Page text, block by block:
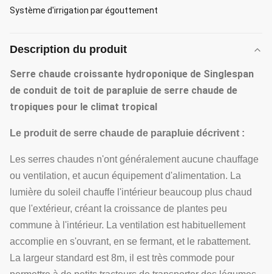
Système d'irrigation par égouttement
Description du produit
Serre chaude croissante hydroponique de Singlespan
de conduit de toit de parapluie de serre chaude de
tropiques pour le climat tropical
Le produit de serre chaude de parapluie décrivent :
Les serres chaudes n'ont généralement aucune chauffage
ou ventilation, et aucun équipement d'alimentation. La
lumière du soleil chauffe l'intérieur beaucoup plus chaud
que l'extérieur, créant la croissance de plantes peu
commune à l'intérieur. La ventilation est habituellement
accomplie en s'ouvrant, en se fermant, et le rabattement.
La largeur standard est 8m, il est très commode pour